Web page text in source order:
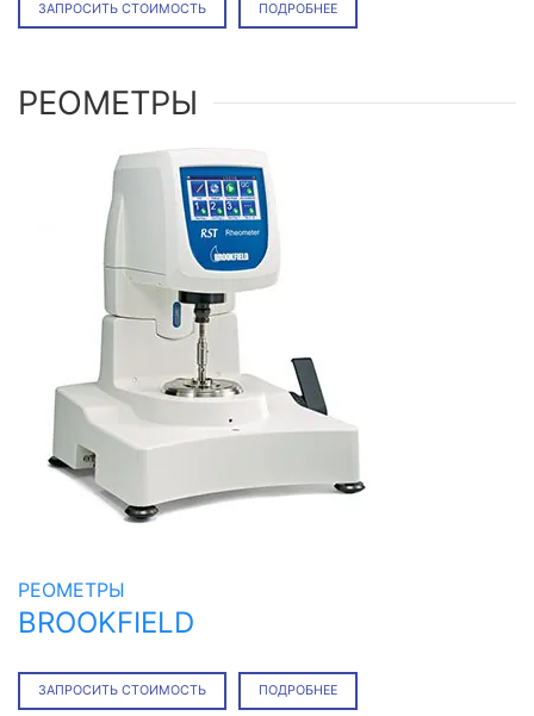
ЗАПРОСИТЬ СТОИМОСТЬ ПОДРОБНЕЕ
РЕОМЕТРЫ
РЕОМЕТРЫ
BROOKFIELD
ЗАПРОСИТЬ СТОИМОСТЬ ПОДРОБНЕЕ